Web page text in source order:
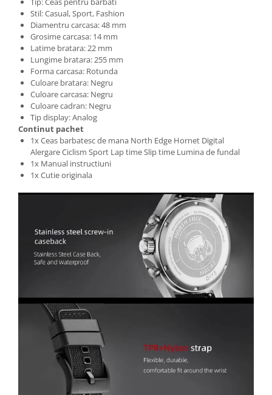
Stil: Casual, Sport, Fashion
Diamentru carcasa: 48 mm
Grosime carcasa: 14 mm
Latime bratara: 22 mm
Lungime bratara: 255 mm
Forma carcasa: Rotunda
Culoare bratara: Negru
Culoare carcasa: Negru
Culoare cadran: Negru
Tip display: Analog
Continut pachet
1x Ceas barbatesc de mana North Edge Hornet Digital
Alergare Ciclism Sport Lap time Slip time Lumina de fundal
1x Manual instructiuni
1x Cutie originala